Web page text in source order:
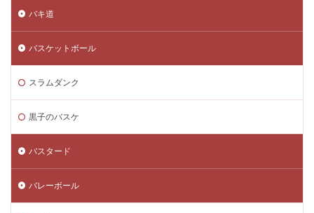
バキ道
バスケットボール
スラムダンク
黒子のバスケ
バスタード
バレーボール